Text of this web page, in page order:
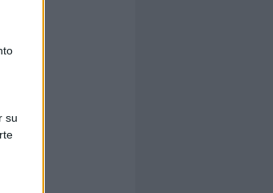
su